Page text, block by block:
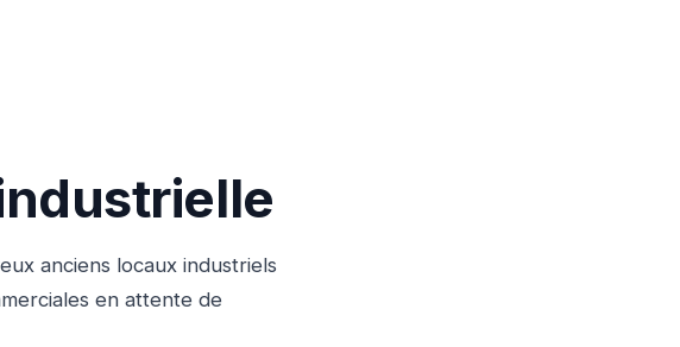
anciens locaux industriels
en attente de